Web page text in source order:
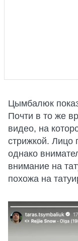
Цымбалюк
Почти в то же
видео, на
стрижкой. Лицо
однако
внимание на
похожа на